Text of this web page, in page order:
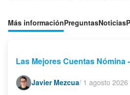
Más informaciónPreguntasNoticias
Las Mejores Cuentas Nómina
Javier Mezcua/ 1 agosto 2026